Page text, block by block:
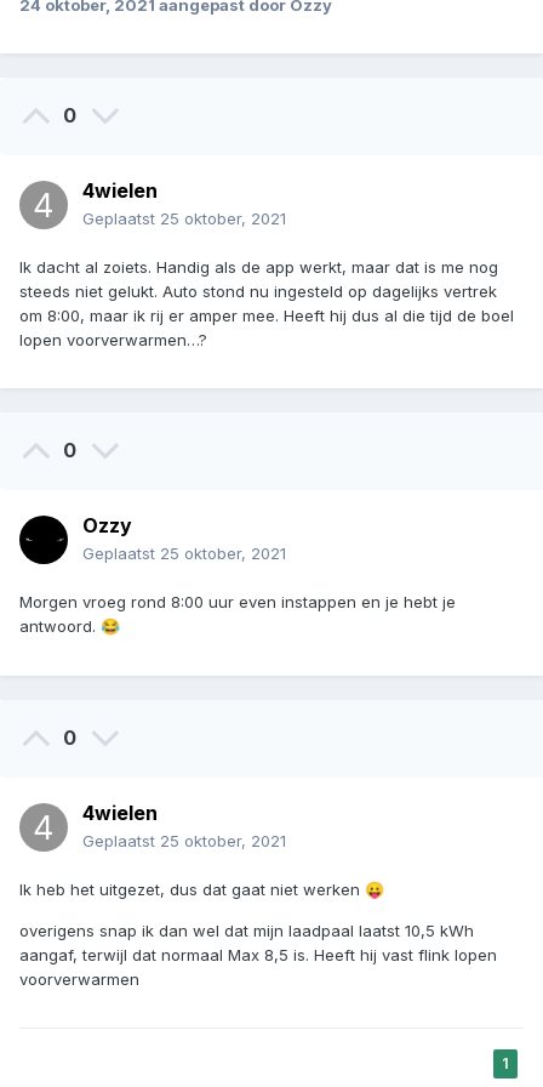
24 oktober, 2021 aangepast door Ozzy
0
4wielen
Geplaatst 25 oktober, 2021
Ik dacht al zoiets. Handig als de app werkt, maar dat is me nog
steeds niet gelukt. Auto stond nu ingesteld op dagelijks vertrek
om 8:00, maar ik rij er amper mee. Heeft hij dus al die tijd de boel
lopen voorverwarmen…?
0
Ozzy
Geplaatst 25 oktober, 2021
Morgen vroeg rond 8:00 uur even instappen en je hebt je
antwoord. 😂
0
4wielen
Geplaatst 25 oktober, 2021
Ik heb het uitgezet, dus dat gaat niet werken 😛
overigens snap ik dan wel dat mijn laadpaal laatst 10,5 kWh
aangaf, terwijl dat normaal Max 8,5 is. Heeft hij vast flink lopen
voorverwarmen
1